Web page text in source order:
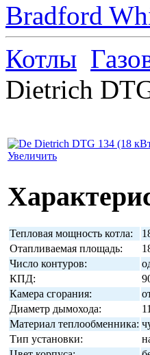
Bradford
Котлы
Dietrich
Увеличить
Тепловая мощность котла:
Отапливаемая площадь:
Число контуров:
КПД:
Камера сгорания:
Диаметр дымохода:
Материал теплообменника:
Тип установки: